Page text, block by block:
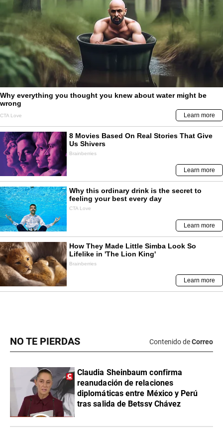
NO TE PIERDAS Contenido deCorreo
Claudia Sheinbaum confirma
reanudación de relaciones
diplomáticas entre México y Perú
tras salida de Betssy Chávez